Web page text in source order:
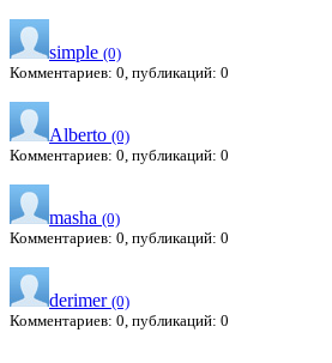
simple (0)
Комментариев: 0, публикаций: 0
Alberto (0)
Комментариев: 0, публикаций: 0
masha (0)
Комментариев: 0, публикаций: 0
derimer (0)
Комментариев: 0, публикаций: 0